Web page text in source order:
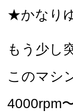
★かなり
もう少し
このマシ
4000rpm